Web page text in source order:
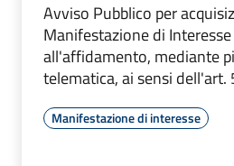
Avviso Pubblico per
Manifestazione di
all'affidamento, mediante
telematica, ai sensi dell'art.
Manifestazione di interesse